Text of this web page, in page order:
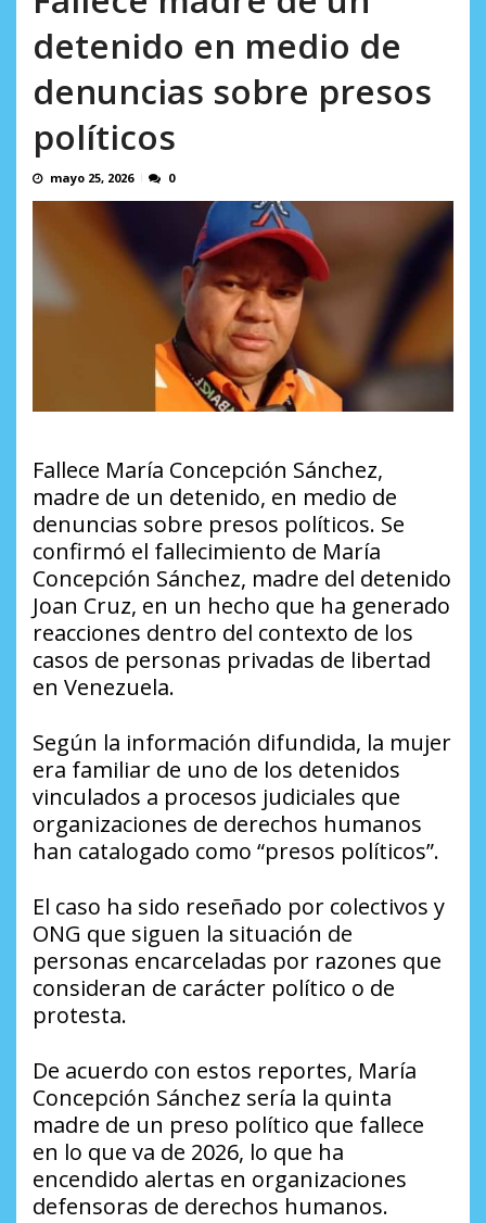
detenido en medio de
denuncias sobre presos
políticos
mayo 25, 2026 0
Fallece María Concepción Sánchez,
madre de un detenido, en medio de
denuncias sobre presos políticos. Se
confirmó el fallecimiento de María
Concepción Sánchez, madre del detenido
Joan Cruz, en un hecho que ha generado
reacciones dentro del contexto de los
casos de personas privadas de libertad
en Venezuela.
Según la información difundida, la mujer
era familiar de uno de los detenidos
vinculados a procesos judiciales que
organizaciones de derechos humanos
han catalogado como “presos políticos”.
El caso ha sido reseñado por colectivos y
ONG que siguen la situación de
personas encarceladas por razones que
consideran de carácter político o de
protesta.
De acuerdo con estos reportes, María
Concepción Sánchez sería la quinta
madre de un preso político que fallece
en lo que va de 2026, lo que ha
encendido alertas en organizaciones
defensoras de derechos humanos.